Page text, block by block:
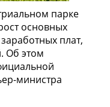
парке
основных
плат,
Об этом
министра